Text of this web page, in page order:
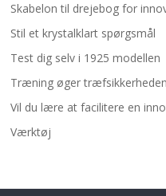
Skabelon til drejebog for
Stil et krystalklart spørgsmål
Test dig selv i 1925 modellen
Træning øger træfsikkerheden
Vil du lære at facilitere en
Værktøj